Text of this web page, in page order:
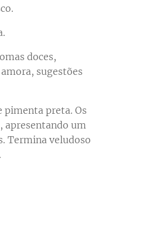
doces,
sugestões
pimenta preta. Os
apresentando um
Termina veludoso